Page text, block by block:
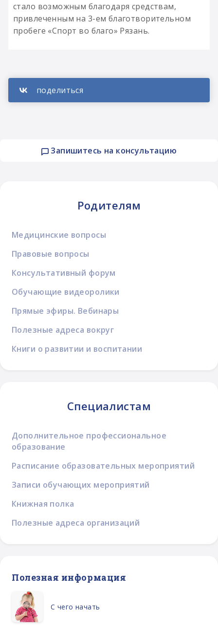
Запишитесь на консультацию
Родителям
Медицинские вопросы
Правовые вопросы
Консультативный форум
Обучающие видеоролики
Прямые эфиры. Вебинары
Полезные адреса вокруг
Книги о развитии и воспитании
Специалистам
Дополнительное профессиональное
образование
Расписание образовательных мероприятий
Записи обучающих мероприятий
Книжная полка
Полезные адреса организаций
Полезная информация
С чего начать
стало возможным благодаря средствам,
привлеченным на 3-ем благотворительном
пробеге «Спорт во благо» Рязань.